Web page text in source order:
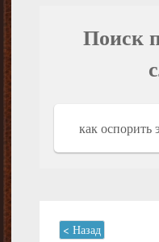
Поиск
< Назад